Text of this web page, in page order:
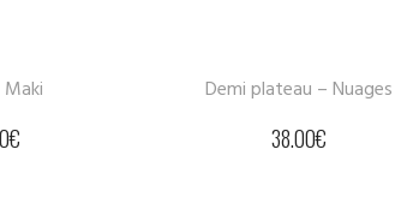
€
Demi plateau – Nuages
38.00€